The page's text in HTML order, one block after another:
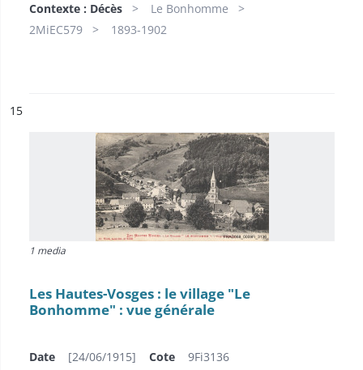
Contexte : Décès
Le Bonhomme
2MiEC579
1893-1902
n°
15
1 media
Les Hautes-Vosges : le village "Le
Bonhomme" : vue générale
Date [24/06/1915] Cote 9Fi3136